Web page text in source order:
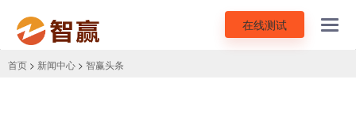
在线测试
首页 > 新闻中心 > 智赢头条